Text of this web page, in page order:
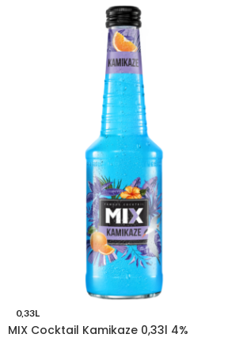
0,33L
MIX Cocktail Kamikaze 0,33l 4%